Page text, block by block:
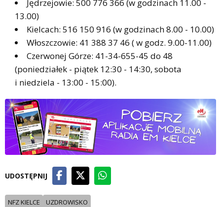
Jędrzejowie: 500 776 366 (w godzinach 11.00 -
13.00)
Kielcach: 516 150 916 (w godzinach 8.00 - 10.00)
Włoszczowie: 41 388 37 46 ( w godz. 9.00-11.00)
Czerwonej Górze: 41-34-655-45 do 48
(poniedziałek - piątek 12:30 - 14:30, sobota
i niedziela - 13:00 - 15:00).
UDOSTĘPNIJ
NFZ KIELCE UZDROWISKO